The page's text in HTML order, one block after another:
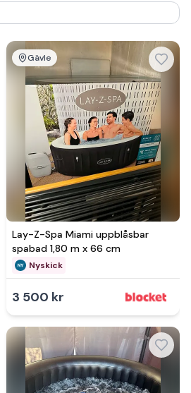
Se mer hos
Se mer hos
Gävle
Lay-Z-Spa Miami uppblåsbar
spabad 1,80 m x 66 cm
Nyskick
3 500 kr